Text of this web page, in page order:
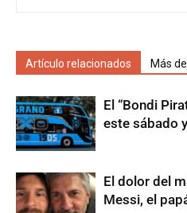
Artículo relacionados Más
El “Bondi
este sábado
El dolor del
Messi, el